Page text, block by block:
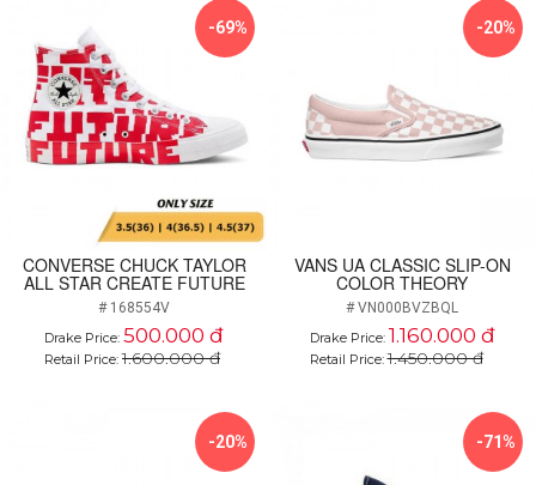
-69%
CONVERSE CHUCK TAYLOR
ALL STAR CREATE FUTURE
# 168554V
Drake Price: 500.000 đ
Retail Price:1.600.000 đ
-20%
VANS UA CLASSIC SLIP-ON
COLOR THEORY
# VN000BVZBQL
Drake Price: 1.160.000 đ
Retail Price:1.450.000 đ
-20% -71%